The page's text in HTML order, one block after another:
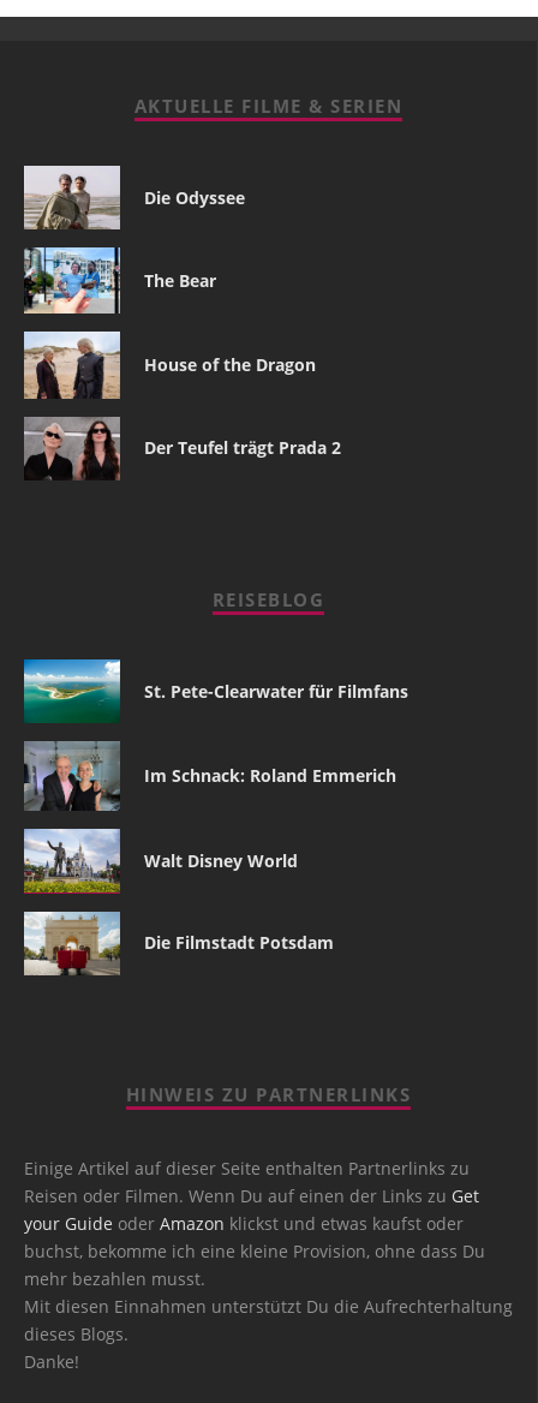
AKTUELLE FILME & SERIEN
Die Odyssee
The Bear
House of the Dragon
Der Teufel trägt Prada 2
REISEBLOG
St. Pete-Clearwater für Filmfans
Im Schnack: Roland Emmerich
Walt Disney World
Die Filmstadt Potsdam
HINWEIS ZU PARTNERLINKS
Einige Artikel auf dieser Seite enthalten Partnerlinks zu
Reisen oder Filmen. Wenn Du auf einen der Links zu Get
your Guide oder Amazon klickst und etwas kaufst oder
buchst, bekomme ich eine kleine Provision, ohne dass Du
mehr bezahlen musst.
Mit diesen Einnahmen unterstützt Du die Aufrechterhaltung
dieses Blogs.
Danke!